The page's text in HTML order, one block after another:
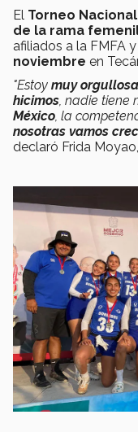
El Torneo Nacional
de la rama
afiliados a la FMFA
noviembre en
"Estoy muy
hicimos , nadie tiene
México , la
nosotras vamos
declaró Frida Moyao,